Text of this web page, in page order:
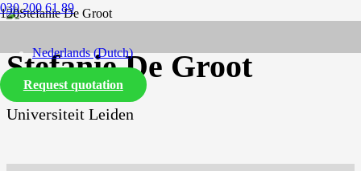
030 200 61 89
Nederlands(Dutch)
English
Request quotation
Stefanie De Groot
Universiteit Leiden